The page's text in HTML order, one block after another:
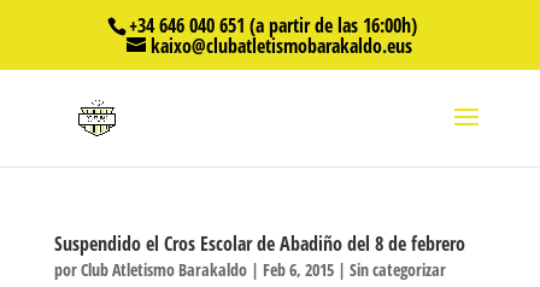
+34 646 040 651 (a partir de las 16:00h)
kaixo@clubatletismobarakaldo.eus
Suspendido el Cros Escolar de Abadiño del 8 de febrero
porClub Atletismo Barakaldo| Feb 6, 2015| Sin categorizar